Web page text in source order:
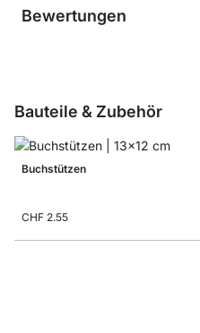
Bewertungen
Bauteile & Zubehör
Buchstützen
CHF 2.55